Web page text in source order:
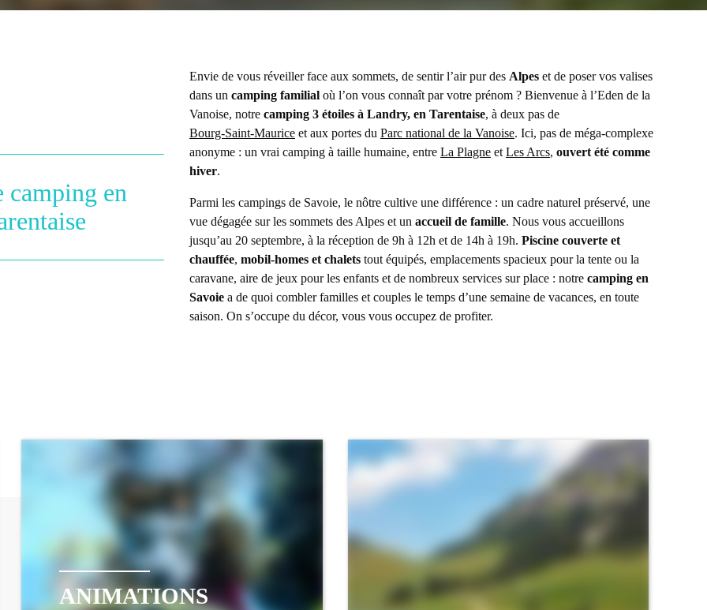
camping en
Envie de vous réveiller face aux sommets, de sentir l’air pur des Alpes et de poser vos valises
dans un camping familial où l’on vous connaît par votre prénom ? Bienvenue à l’Eden de la
Vanoise, notre camping 3 étoiles à Landry, en Tarentaise, à deux pas de
Bourg-Saint-Maurice et aux portes du Parc national de la Vanoise. Ici, pas de méga-complexe
anonyme : un vrai camping à taille humaine, entre La Plagne et Les Arcs, ouvert été comme
hiver.
Parmi les campings de Savoie, le nôtre cultive une différence : un cadre naturel préservé, une
vue dégagée sur les sommets des Alpes et un accueil de famille. Nous vous accueillons
jusqu’au 20 septembre, à la réception de 9h à 12h et de 14h à 19h. Piscine couverte et
chauffée, mobil-homes et chalets tout équipés, emplacements spacieux pour la tente ou la
caravane, aire de jeux pour les enfants et de nombreux services sur place : notre camping en
Savoie a de quoi combler familles et couples le temps d’une semaine de vacances, en toute
saison. On s’occupe du décor, vous vous occupez de profiter.
ANIMATIONS